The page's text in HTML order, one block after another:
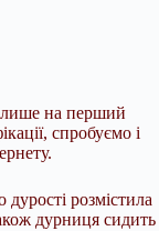
лише на перший
спробуємо і
розмістила
дурниця сидить